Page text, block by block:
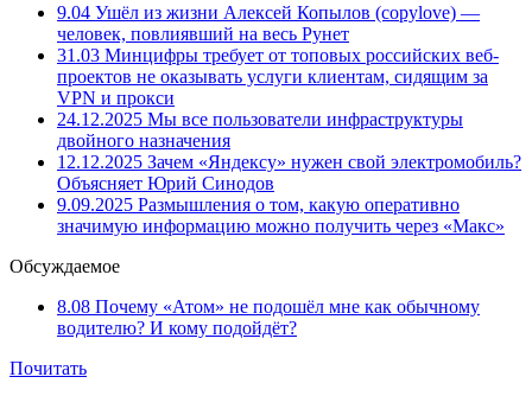
9.04 Ушёл из жизни Алексей Копылов (copylove) —
человек, повлиявший на весь Рунет
31.03 Минцифры требует от топовых российских веб-
проектов не оказывать услуги клиентам, сидящим за
VPN и прокси
24.12.2025 Мы все пользователи инфраструктуры
двойного назначения
12.12.2025 Зачем «Яндексу» нужен свой электромобиль?
Объясняет Юрий Синодов
9.09.2025 Размышления о том, какую оперативно
значимую информацию можно получить через «Макс»
Обсуждаемое
8.08 Почему «Атом» не подошёл мне как обычному
водителю? И кому подойдёт?
Почитать